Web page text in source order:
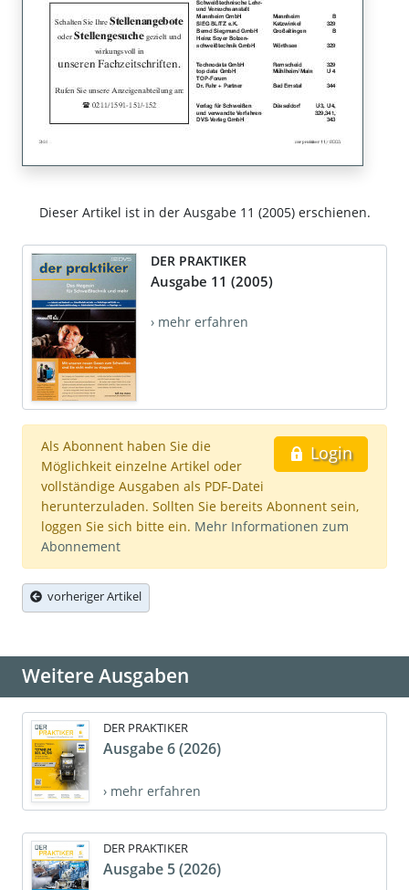
Dieser Artikel ist in der Ausgabe 11 (2005) erschienen.
DER PRAKTIKER
Ausgabe 11 (2005)
› mehr erfahren
Login
Als Abonnent haben Sie die
Möglichkeit einzelne Artikel oder
vollständige Ausgaben als PDF-Datei
herunterzuladen. Sollten Sie bereits Abonnent sein,
loggen Sie sich bitte ein. Mehr Informationen zum
Abonnement
vorheriger Artikel
Weitere Ausgaben
DER PRAKTIKER
Ausgabe 6 (2026)
› mehr erfahren
DER PRAKTIKER
Ausgabe 5 (2026)